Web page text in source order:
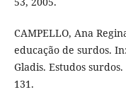
CAMPELLO, Ana
educação de surdos.
Gladis. Estudos
131.